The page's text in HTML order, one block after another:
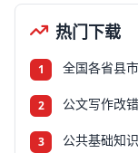
热门下载
1 全国各省县
2 公文写作改
3 公共基础知